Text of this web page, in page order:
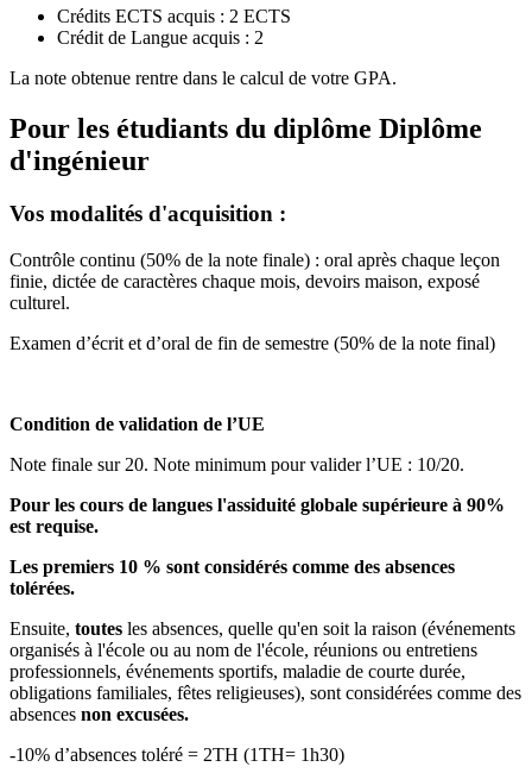
Crédits ECTS acquis : 2 ECTS
Crédit de Langue acquis : 2
La note obtenue rentre dans le calcul de votre GPA.
Pour les étudiants du diplôme Diplôme
d'ingénieur
Vos modalités d'acquisition :
Contrôle continu (50% de la note finale) : oral après chaque leçon
finie, dictée de caractères chaque mois, devoirs maison, exposé
culturel.
Examen d’écrit et d’oral de fin de semestre (50% de la note final)
Condition de validation de l’UE
Note finale sur 20. Note minimum pour valider l’UE : 10/20.
Pour les cours de langues l'assiduité globale supérieure à 90%
est requise.
Les premiers 10 % sont considérés comme des absences
tolérées.
Ensuite, toutes les absences, quelle qu'en soit la raison (événements
organisés à l'école ou au nom de l'école, réunions ou entretiens
professionnels, événements sportifs, maladie de courte durée,
obligations familiales, fêtes religieuses), sont considérées comme des
absences non excusées.
-10% d’absences toléré = 2TH (1TH= 1h30)